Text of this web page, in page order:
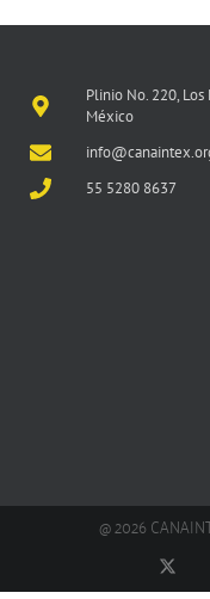
Plinio No. 220, Los
México
55 5280 8637
@ 2026